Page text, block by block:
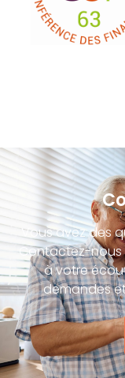
Vous avez des
Contactez-nous
à votre
demandes